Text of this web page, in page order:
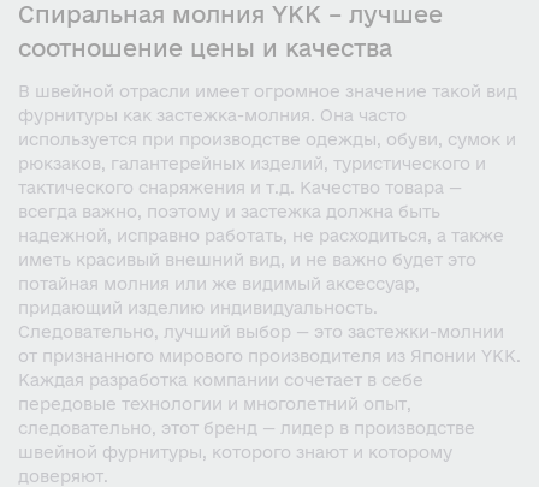
Спиральная молния YKK – лучшее
соотношение цены и качества
В швейной отрасли имеет огромное значение такой вид
фурнитуры как застежка-молния. Она часто
используется при производстве одежды, обуви, сумок и
рюкзаков, галантерейных изделий, туристического и
тактического снаряжения и т.д. Качество товара —
всегда важно, поэтому и застежка должна быть
надежной, исправно работать, не расходиться, а также
иметь красивый внешний вид, и не важно будет это
потайная молния или же видимый аксессуар,
придающий изделию индивидуальность.
Следовательно, лучший выбор — это застежки-молнии
от признанного мирового производителя из Японии YKK.
Каждая разработка компании сочетает в себе
передовые технологии и многолетний опыт,
следовательно, этот бренд — лидер в производстве
швейной фурнитуры, которого знают и которому
доверяют.